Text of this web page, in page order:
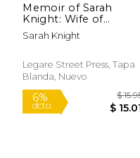
Memoir of Sarah
Knight: Wife of
Thomas Knight, of
Colchester, Who Died
Fifth Month, 1828 (en
Inglés)
Sarah Knight
Legare Street Press, Tapa
Blanda, Nuevo